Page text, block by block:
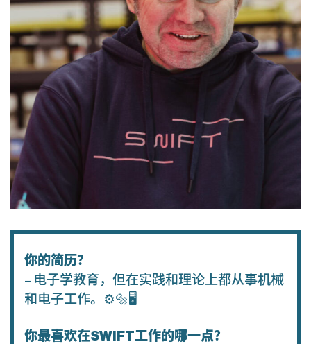
你的简历？
– 电子学教育，但在实践和理论上都从事机械
和电子工作。⚙️🔩🖥
你最喜欢在SWIFT工作的哪一点？